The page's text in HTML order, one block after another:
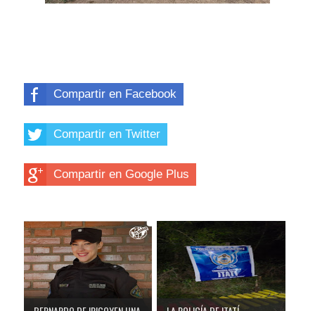
Compartir en Facebook
Compartir en Twitter
Compartir en Google Plus